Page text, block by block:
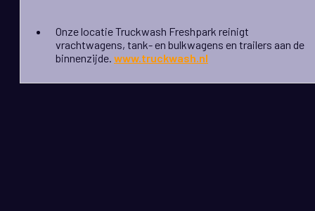
Onze locatie Truckwash Freshpark reinigt
vrachtwagens, tank- en bulkwagens en trailers aan de
binnenzijde. www.truckwash.nl